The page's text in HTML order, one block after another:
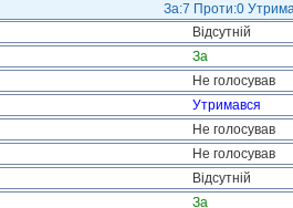
За:7 Проти:0
Відсутній
За
Не голосував
Утримався
Не голосував
Не голосував
Відсутній
За